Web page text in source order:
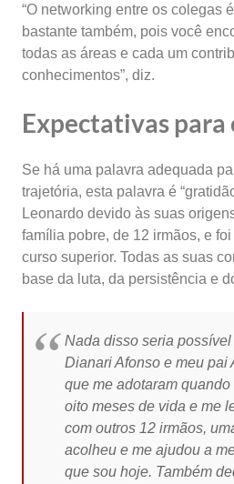
“O networking entre os colegas
bastante também, pois você
todas as áreas e cada um
conhecimentos”, diz.
Expectativas
Se há uma palavra adequada
trajetória, esta palavra é
Leonardo devido às suas
família pobre, de 12 irmãos, e
curso superior. Todas as suas
base da luta, da persistência e
Nada disso seria
Dianari Afonso e meu pai
que me adotaram
oito meses de vida e me
com outros 12 irmãos,
acolheu e me ajudou a
que sou hoje. Também